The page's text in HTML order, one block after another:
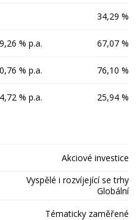
34,29 %
% p.a. 67,07 %
% p.a. 76,10 %
4,72 % p.a. 25,94 %
Akciové investice
Vyspělé i rozvíjející se trhy
Globální
Tématicky zaměřené